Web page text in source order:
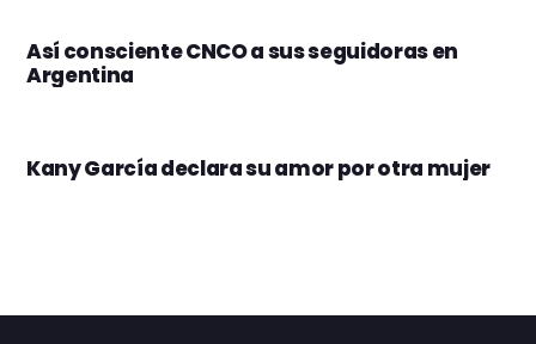
Así consciente CNCO a sus seguidoras en
Argentina
Kany García declara su amor por otra mujer